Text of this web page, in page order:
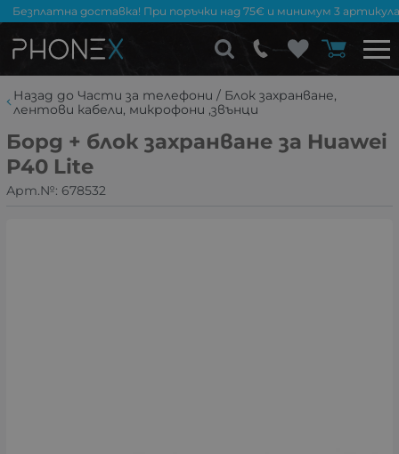
Безплатна доставка! При поръчки над 75€ и минимум 3
Назад до Части за телефони / Блок захранване,
лентови кабели, микрофони ,звънци
Борд + блок захранване за Huawei
P40 Lite
Арт.№: 678532